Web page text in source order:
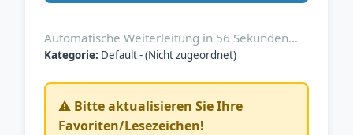
Automatische Weiterleitung in 56 Sekunden…
Kategorie: Default - (Nicht zugeordnet)
⚠️ Bitte aktualisieren Sie Ihre
Favoriten/Lesezeichen!